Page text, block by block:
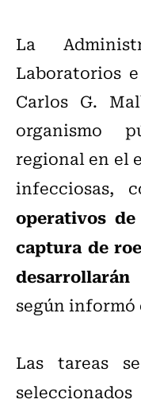
La
Laboratorios
Carlos G.
organismo
regional en el
infecciosas,
operativos
captura de
según informó
Las tareas